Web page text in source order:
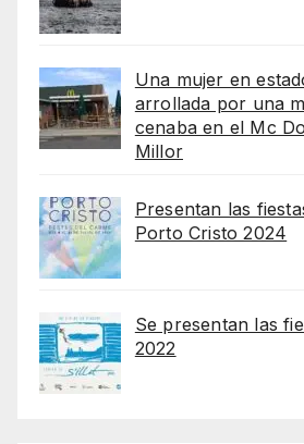
Una mujer en
arrollada por una
cenaba en el Mc
Millor
Presentan las
Porto Cristo 2024
Se presentan las
2022